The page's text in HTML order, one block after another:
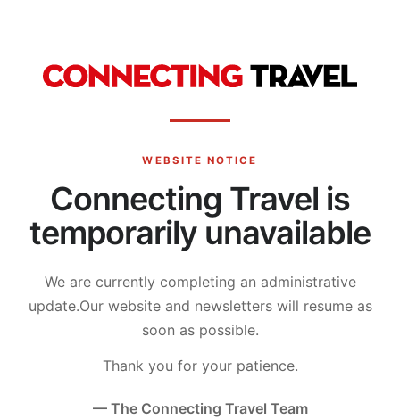
WEBSITE NOTICE
Connecting Travel is
temporarily unavailable
We are currently completing an administrative
update.Our website and newsletters will resume as
soon as possible.
Thank you for your patience.
— The Connecting Travel Team